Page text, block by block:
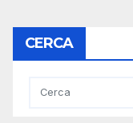
CERCA